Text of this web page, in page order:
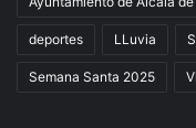
deportes LLuvia
Semana Santa 2025